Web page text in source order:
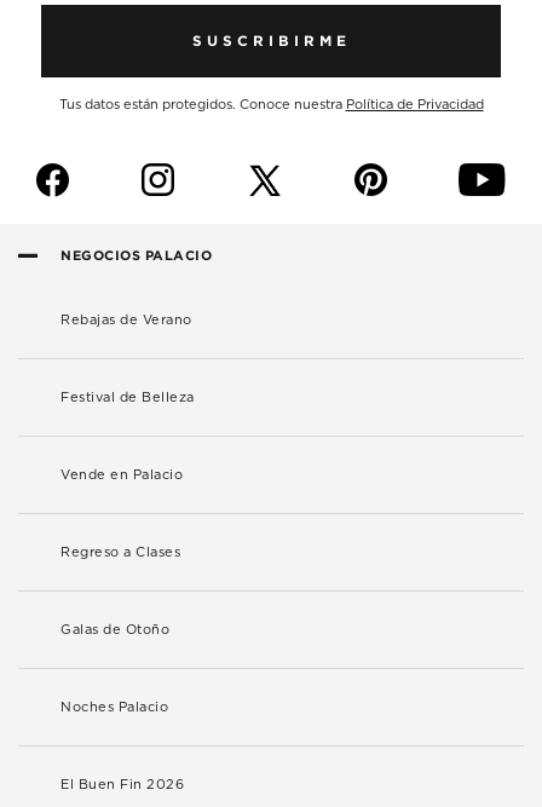
SUSCRIBIRME
Tus datos están protegidos. Conoce nuestra Política de Privacidad
f i p y
NEGOCIOS PALACIO
Rebajas de Verano
Festival de Belleza
Vende en Palacio
Regreso a Clases
Galas de Otoño
Noches Palacio
El Buen Fin 2026